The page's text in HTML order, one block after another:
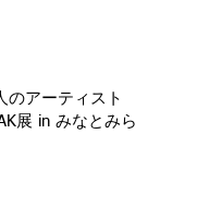
のアーティスト
展 in みなとみら